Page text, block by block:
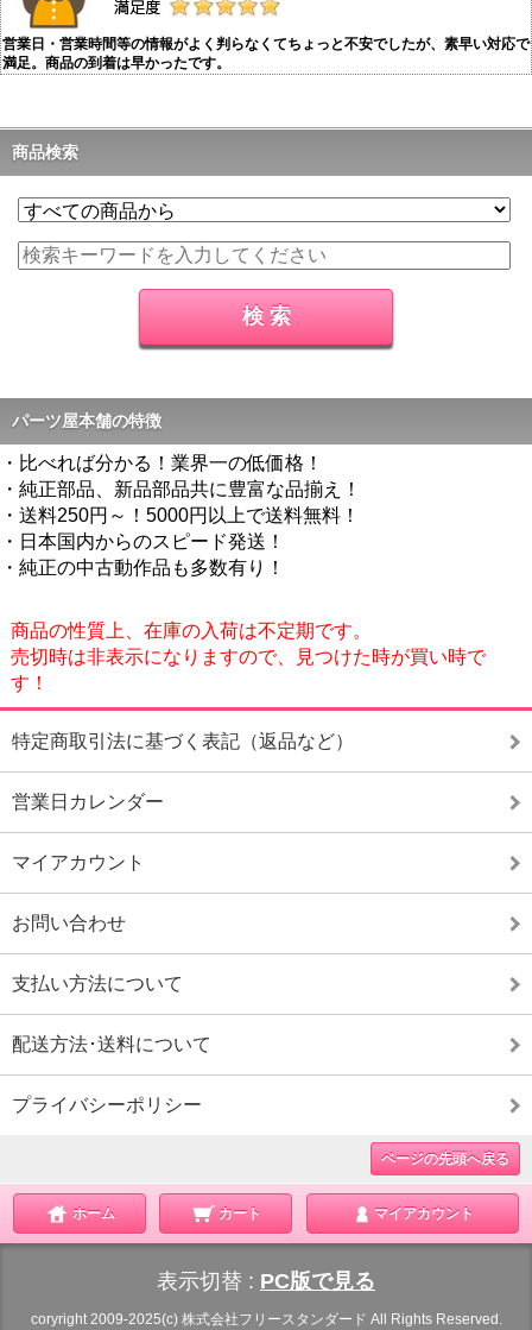
営業日・営業時間等の情報がよく判らなくてちょっと不安でしたが、素早い対応で
満足。商品の到着は早かったです。
商品検索
パーツ屋本舗の特徴
・比べれば分かる！業界一の低価格！
・純正部品、新品部品共に豊富な品揃え！
・送料250円～！5000円以上で送料無料！
・日本国内からのスピード発送！
・純正の中古動作品も多数有り！
商品の性質上、在庫の入荷は不定期です。
売切時は非表示になりますので、見つけた時が買い時で
す！
特定商取引法に基づく表記（返品など）
営業日カレンダー
マイアカウント
お問い合わせ
支払い方法について
配送方法･送料について
プライバシーポリシー
ページの先頭へ戻る
ホーム カート マイアカウント
表示切替 : PC版で見る
coryright 2009-2025(c) 株式会社フリースタンダード All Rights Reserved.